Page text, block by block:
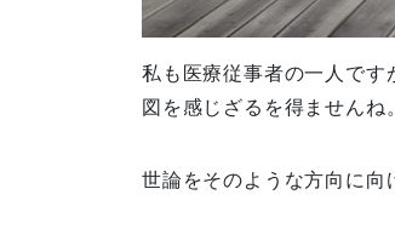
私も医療従事者の一人です
図を感じざるを得ませんね。
世論をそのような方向に向